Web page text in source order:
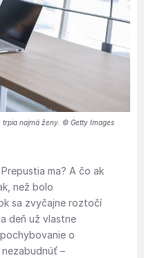
najmä ženy. © Getty Images
ma? A čo ak
než bolo
sa zvyčajne roztočí
deň už vlastne
o
–